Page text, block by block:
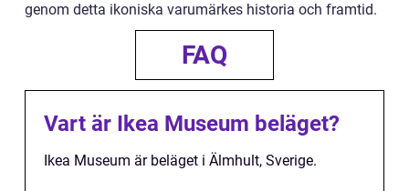
genom detta ikoniska varumärkes historia och framtid.
FAQ
Vart är Ikea Museum beläget?
Ikea Museum är beläget i Älmhult, Sverige.